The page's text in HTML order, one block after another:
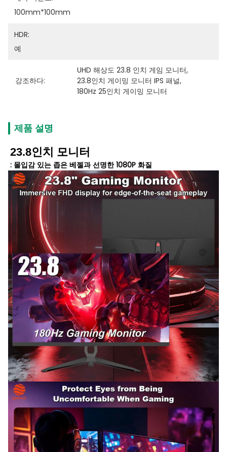
100mm*100mm
HDR:
예
강조하다:
UHD 해상도 23.8 인치 게임 모니터,
23.8인치 게이밍 모니터 IPS 패널,
180Hz 25인치 게이밍 모니터
제품 설명
23.8인치 모니터
: 몰입감 있는 좁은 베젤과 선명한 1080P 화질